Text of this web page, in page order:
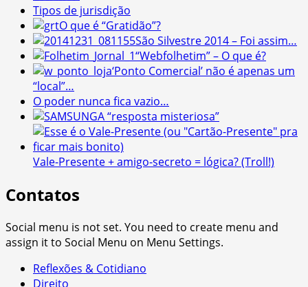
Tipos de jurisdição
O que é “Gratidão”?
São Silvestre 2014 – Foi assim…
“Webfolhetim” – O que é?
‘Ponto Comercial’ não é apenas um
“local”…
O poder nunca fica vazio…
A “resposta misteriosa”
Vale-Presente + amigo-secreto = lógica? (Troll!)
Contatos
Social menu is not set. You need to create menu and
assign it to Social Menu on Menu Settings.
Reflexões & Cotidiano
Direito